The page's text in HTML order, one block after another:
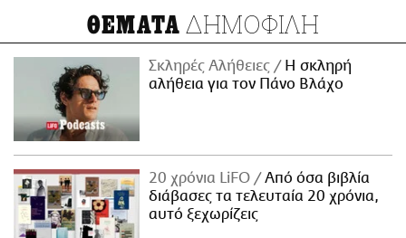
ΘΕΜΑΤΑ ΔΗΜΟΦΙΛΗ
Σκληρές Αλήθειες
H σκληρή
αλήθεια για τον Πάνο Βλάχο
20 χρόνια LiFO
Από όσα βιβλία
διάβασες τα τελευταία 20 χρόνια,
αυτό ξεχωρίζεις